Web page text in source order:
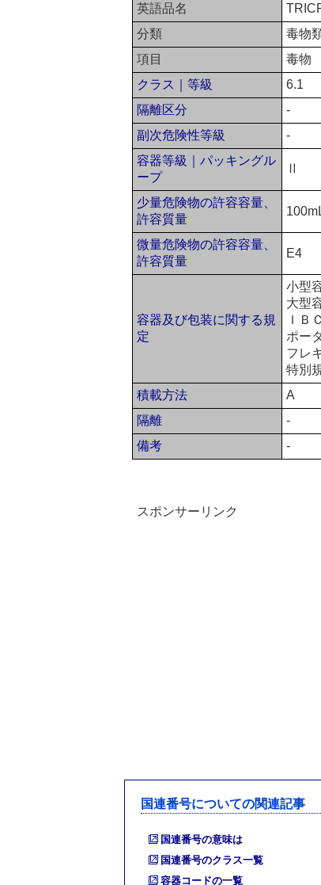
英語品名
分類
毒物
項目
毒物
クラス｜等級
6.1
隔離区分
-
副次危険性等級
-
容器等級｜パッキングル
ープ
Ⅱ
少量危険物の許容容量、
許容質量
微量危険物の許容容量、
許容質量
E4
容器及び包装に関する規
定
小型
大型
ＩＢ
ポー
フレ
特別
積載方法
A
隔離
-
備考
-
スポンサーリンク
国連番号についての関連記事
国連番号の意味は
国連番号のクラス一覧
容器コードの一覧